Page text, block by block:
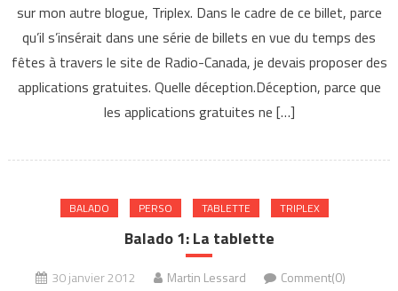
sur mon autre blogue, Triplex. Dans le cadre de ce billet, parce
qu’il s’insérait dans une série de billets en vue du temps des
fêtes à travers le site de Radio-Canada, je devais proposer des
applications gratuites. Quelle déception.Déception, parce que
les applications gratuites ne […]
BALADO PERSO TABLETTE TRIPLEX
Balado 1: La tablette
30 janvier 2012 Martin Lessard Comment(0)